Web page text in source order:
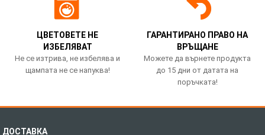
ЦВЕТОВЕТЕ НЕ
ИЗБЕЛЯВАТ
Не се изтрива, не избелява и
щампата не се напуква!
ГАРАНТИРАНО ПРАВО НА
ВРЪЩАНЕ
Можете да върнете продукта
до 15 дни от датата на
поръчката!
ДОСТАВКА